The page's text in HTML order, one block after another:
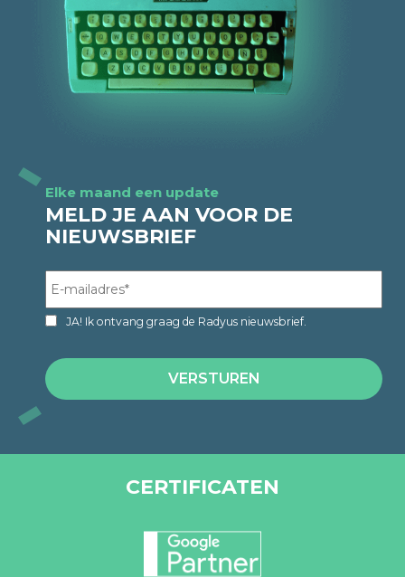
Elke maand een update
MELD JE AAN VOOR DE
NIEUWSBRIEF
JA! Ik ontvang graag de Radyus nieuwsbrief.
CERTIFICATEN